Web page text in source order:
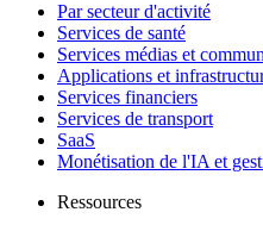
Par secteur d'activité
Services de santé
Services médias et
Applications et
Services financiers
Services de transport
SaaS
Monétisation de l'IA et
Ressources